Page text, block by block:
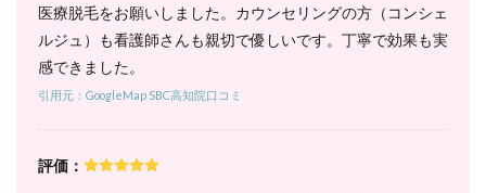
脱毛
い人
は時
短で
施術
でき
医療脱毛をお願いしました。カウンセリングの方（コンシェ
ルジュ）も看護師さんも親切で優しいです。丁寧で効果も実
感できました。
引用元：GoogleMap SBC高知院口コミ
評価：